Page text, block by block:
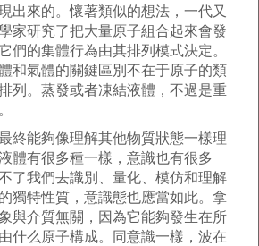
出來的。懷著類似的想法，一代又
家研究了把大量原子組合起來會發
們的集體行為由其排列模式決定。
和氣體的關鍵區別不在于原子的類
列。蒸發或者凍結液體，不過是重
能夠像理解其他物質狀態一樣理
體有很多種一樣，意識也有很多
了我們去識別、量化、模仿和理解
獨特性質，意識態也應當如此。拿
與介質無關，因為它能夠發生在所
什么原子構成。同意識一樣，波在